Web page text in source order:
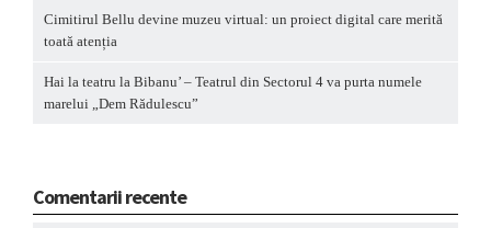
Cimitirul Bellu devine muzeu virtual: un proiect digital care merită
toată atenția
Hai la teatru la Bibanu’ – Teatrul din Sectorul 4 va purta numele
marelui „Dem Rădulescu”
Comentarii recente